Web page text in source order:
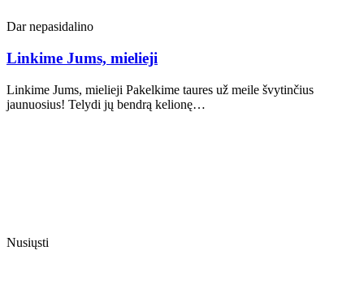
Dar nepasidalino
Linkime Jums, mielieji
Linkime Jums, mielieji Pakelkime taures už meile švytinčius
jaunuosius! Telydi jų bendrą kelionę…
Nusiųsti